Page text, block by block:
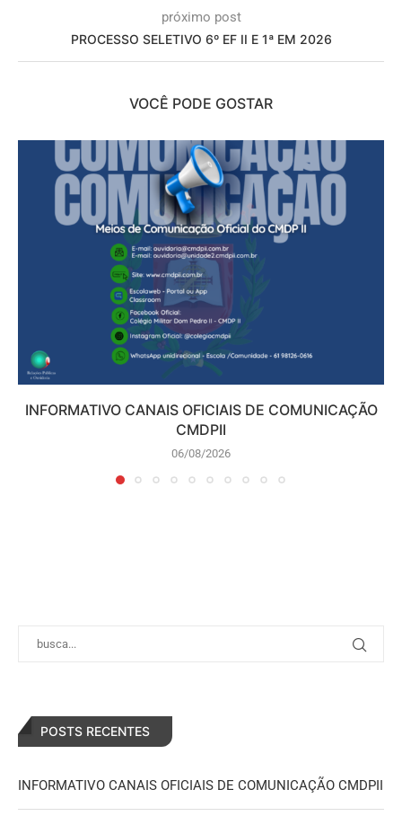
próximo post
PROCESSO SELETIVO 6º EF II E 1ª EM 2026
VOCÊ PODE GOSTAR
INFORMATIVO CANAIS OFICIAIS DE COMUNICAÇÃO
CMDPII
06/08/2026
POSTS RECENTES
INFORMATIVO CANAIS OFICIAIS DE COMUNICAÇÃO CMDPII